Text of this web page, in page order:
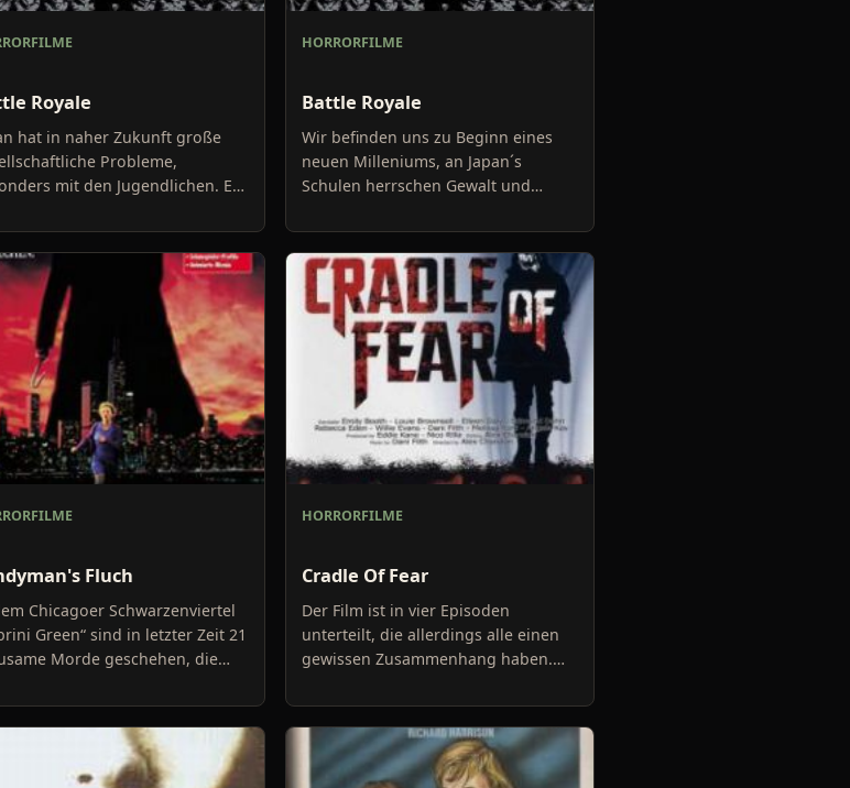
Royale
hat in naher Zukunft große
Probleme,
mit den Jugendlichen. Es
und ei
HORRORFILME
Battle Royale
Wir befinden uns zu Beginn eines
neuen Milleniums, an Japan´s
Schulen herrschen Gewalt und
angegriffen und verletzt, die Le
Fluch
Chicagoer Schwarzenviertel
Green“ sind in letzter Zeit 21
Morde geschehen, die
zu tun haben
HORRORFILME
Cradle Of Fear
Der Film ist in vier Episoden
unterteilt, die allerdings alle einen
gewissen Zusammenhang haben.
integrieren Filmchen gibt es e